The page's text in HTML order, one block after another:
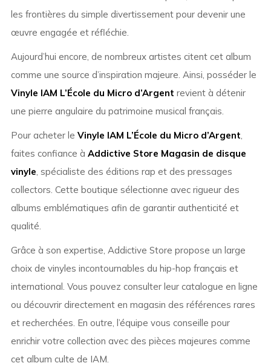
les frontières du simple divertissement pour devenir une
œuvre engagée et réfléchie.
Aujourd’hui encore, de nombreux artistes citent cet album
comme une source d’inspiration majeure. Ainsi, posséder le
Vinyle IAM L’École du Micro d’Argent revient à détenir
une pierre angulaire du patrimoine musical français.
Pour acheter le Vinyle IAM L’École du Micro d’Argent,
faites confiance à Addictive Store Magasin de disque
vinyle, spécialiste des éditions rap et des pressages
collectors. Cette boutique sélectionne avec rigueur des
albums emblématiques afin de garantir authenticité et
qualité.
Grâce à son expertise, Addictive Store propose un large
choix de vinyles incontournables du hip-hop français et
international. Vous pouvez consulter leur catalogue en ligne
ou découvrir directement en magasin des références rares
et recherchées. En outre, l’équipe vous conseille pour
enrichir votre collection avec des pièces majeures comme
cet album culte de IAM.